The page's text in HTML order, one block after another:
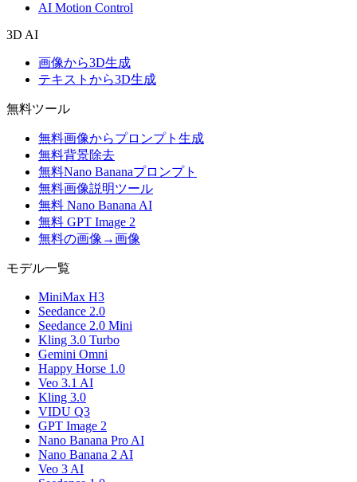
AI Motion Control
3D AI
画像から3D生成
テキストから3D生成
無料ツール
無料画像からプロンプト生成
無料背景除去
無料Nano Bananaプロンプト
無料画像説明ツール
無料 Nano Banana AI
無料 GPT Image 2
無料の画像→画像
モデル一覧
MiniMax H3
Seedance 2.0
Seedance 2.0 Mini
Kling 3.0 Turbo
Gemini Omni
Happy Horse 1.0
Veo 3.1 AI
Kling 3.0
VIDU Q3
GPT Image 2
Nano Banana Pro AI
Nano Banana 2 AI
Veo 3 AI